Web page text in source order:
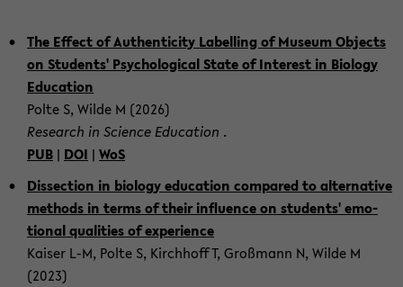
The Ef­fect of Au­then­ti­ci­ty La­bel­ling of Mu­se­um Ob­jects
on Stu­dents' Psy­cho­lo­gi­cal State of In­te­rest in Bio­lo­gy
Edu­ca­ti­on
Polte S, Wilde M (2026)
Re­se­arch in Sci­ence Edu­ca­ti­on .
PUB | DOI | WoS
Dis­sec­tion in bio­lo­gy edu­ca­ti­on com­pa­red to al­ter­na­ti­ve
me­thods in terms of their in­flu­ence on stu­dents' emo­
tio­nal qua­li­ties of ex­pe­ri­ence
Kai­ser L-M, Polte S, Kirch­hoff T, Groß­mann N, Wilde M
(2023)